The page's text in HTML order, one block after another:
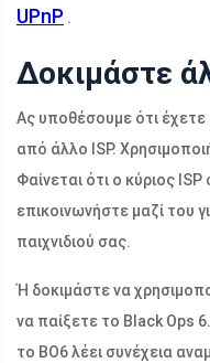
UPnP .
Δοκιμάστε
Ας υποθέσουμε ότι έχετε
από άλλο ISP.
Φαίνεται ότι ο κύριος
επικοινωνήστε μαζί του
παιχνιδιού σας.
Ή δοκιμάστε να
να παίξετε το Black Ops
το BO6 λέει συνέχεια